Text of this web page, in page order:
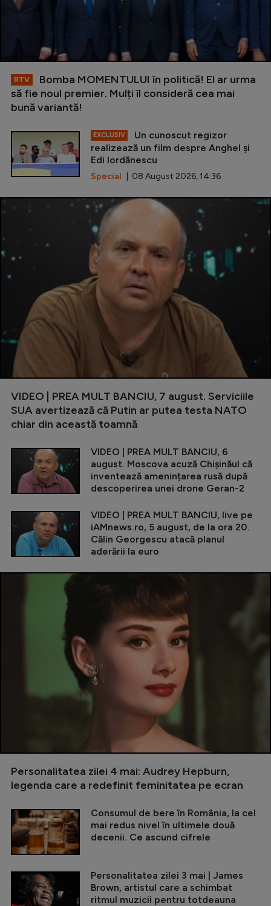
RTV
Bomba MOMENTULUI în politică! El ar urma
să fie noul premier. Mulți îl consideră cea mai
bună variantă!
EXCLUSIV
Un cunoscut regizor
realizează un film despre Anghel și
Edi Iordănescu
Special | 08 August 2026, 14:36
VIDEO | PREA MULT BANCIU, 7 august. Serviciile
SUA avertizează că Putin ar putea testa NATO
chiar din această toamnă
VIDEO | PREA MULT BANCIU, 6
august. Moscova acuză Chișinăul că
inventează amenințarea rusă după
descoperirea unei drone Geran-2
VIDEO | PREA MULT BANCIU, live pe
iAMnews.ro, 5 august, de la ora 20.
Călin Georgescu atacă planul
aderării la euro
Personalitatea zilei 4 mai: Audrey Hepburn,
legenda care a redefinit feminitatea pe ecran
Consumul de bere în România, la cel
mai redus nivel în ultimele două
decenii. Ce ascund cifrele
Personalitatea zilei 3 mai | James
Brown, artistul care a schimbat
ritmul muzicii pentru totdeauna